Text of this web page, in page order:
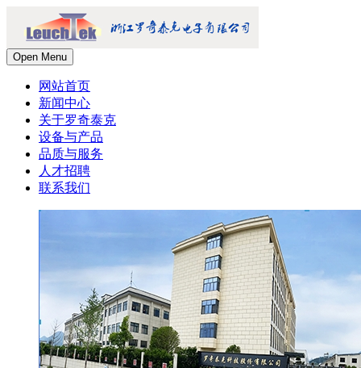
Open Menu
网站首页
新闻中心
关于罗奇泰克
设备与产品
品质与服务
人才招聘
联系我们